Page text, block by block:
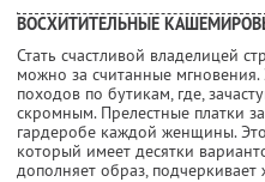
ВОСХИТИТЕЛЬНЫЕ
Стать счастливой владелицей
можно за считанные
походов по бутикам, где,
скромным. Прелестные платки
гардеробе каждой женщины.
который имеет десятки
дополняет образ, подчеркивает